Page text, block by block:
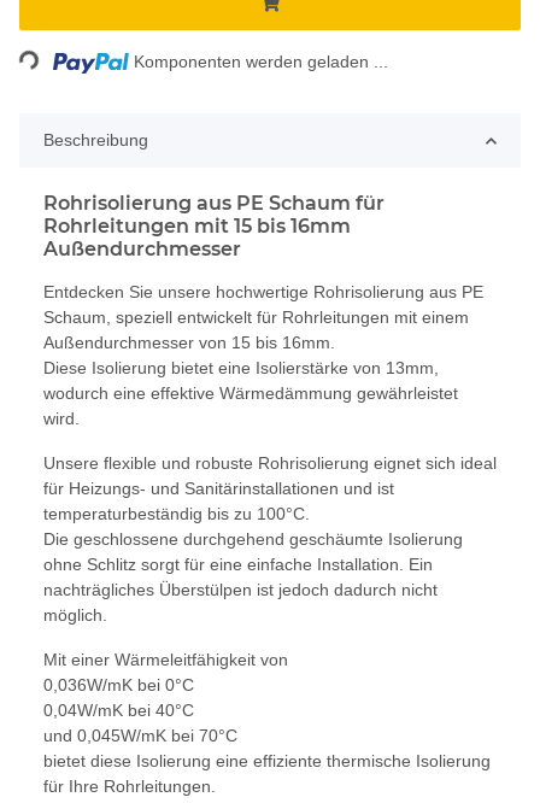
Komponenten werden geladen ...
Beschreibung
Rohrisolierung aus PE Schaum für
Rohrleitungen mit 15 bis 16mm
Außendurchmesser
Entdecken Sie unsere hochwertige Rohrisolierung aus PE
Schaum, speziell entwickelt für Rohrleitungen mit einem
Außendurchmesser von 15 bis 16mm.
Diese Isolierung bietet eine Isolierstärke von 13mm,
wodurch eine effektive Wärmedämmung gewährleistet
wird.
Unsere flexible und robuste Rohrisolierung eignet sich ideal
für Heizungs- und Sanitärinstallationen und ist
temperaturbeständig bis zu 100°C.
Die geschlossene durchgehend geschäumte Isolierung
ohne Schlitz sorgt für eine einfache Installation. Ein
nachträgliches Überstülpen ist jedoch dadurch nicht
möglich.
Mit einer Wärmeleitfähigkeit von
0,036W/mK bei 0°C
0,04W/mK bei 40°C
und 0,045W/mK bei 70°C
bietet diese Isolierung eine effiziente thermische Isolierung
für Ihre Rohrleitungen.